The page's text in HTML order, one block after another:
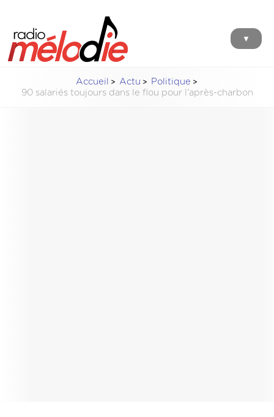
▼
Accueil Actu
Politique
90 salariés toujours dans le flou pour l'après-charbon